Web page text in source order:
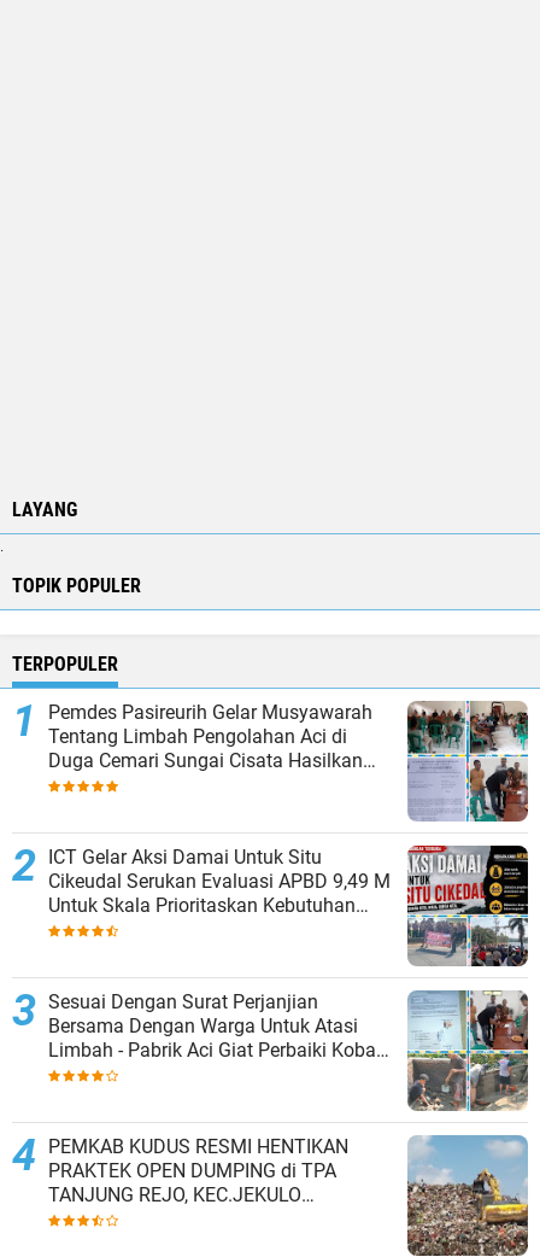
LAYANG
.
TOPIK POPULER
TERPOPULER
Pemdes Pasireurih Gelar Musyawarah
Tentang Limbah Pengolahan Aci di
Duga Cemari Sungai Cisata Hasilkan
Kesepakatan Tutup Sementara
ICT Gelar Aksi Damai Untuk Situ
Cikeudal Serukan Evaluasi APBD 9,49 M
Untuk Skala Prioritaskan Kebutuhan
Dasar Masyarakat Belum Saat nya
Sesuai Dengan Surat Perjanjian
Bersama Dengan Warga Untuk Atasi
Limbah - Pabrik Aci Giat Perbaiki Kobak
Penampungan Air
PEMKAB KUDUS RESMI HENTIKAN
PRAKTEK OPEN DUMPING di TPA
TANJUNG REJO, KEC.JEKULO
KAB.KUDUS,BERLAKUKAN SISTEM